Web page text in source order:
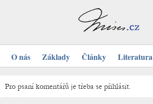
O nás Základy Články Literatura
Pro psaní komentářů je třeba se přihlásit.